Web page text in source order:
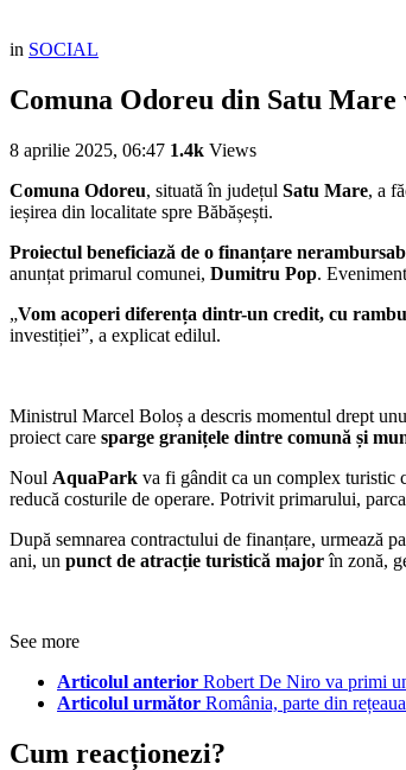
in SOCIAL
Comuna Odoreu din Satu
8 aprilie 2025, 06:47 1.4k Views
Comuna Odoreu, situată în județul Satu Mare, a
ieșirea din localitate spre Băbășești.
Proiectul beneficiază de o finanțare
anunțat primarul comunei, Dumitru Pop.
„Vom acoperi diferența dintr-un credit, cu
investiției”, a explicat edilul.
Ministrul Marcel Boloș a descris momentul drept
proiect care sparge granițele dintre comună și
Noul AquaPark va fi gândit ca un complex turistic
reducă costurile de operare. Potrivit primarului,
După semnarea contractului de finanțare, urmează
ani, un punct de atracție turistică majorîn zonă,
See more
Articolul anterior Robert De Niro va primi
Articolul următor România, parte din
Cum reacționezi?